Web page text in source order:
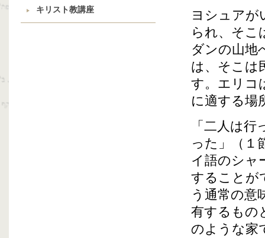
キリスト教講座
ヨシュアが
られ、そこ
ダンの山地
は、そこは
す。エリコ
に適する場
「二人は
った」（１
イ語のシャ
することが
う通常の意
有するもの
のような家